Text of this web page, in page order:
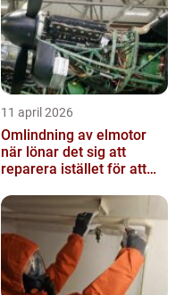
11 april 2026
Omlindning av elmotor
när lönar det sig att
reparera istället för att